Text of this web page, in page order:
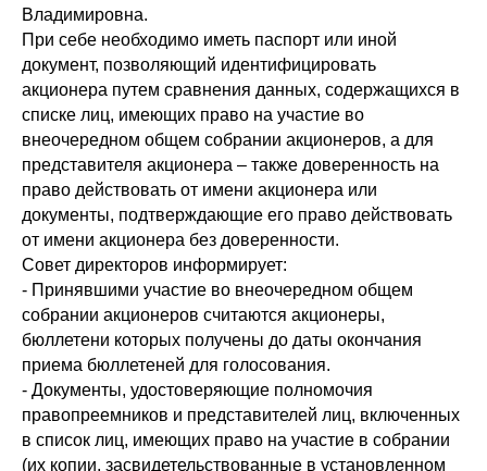
Владимировна.
При себе необходимо иметь паспорт или иной
документ, позволяющий идентифицировать
акционера путем сравнения данных, содержащихся в
списке лиц, имеющих право на участие во
внеочередном общем собрании акционеров, а для
представителя акционера – также доверенность на
право действовать от имени акционера или
документы, подтверждающие его право действовать
от имени акционера без доверенности.
Совет директоров информирует:
- Принявшими участие во внеочередном общем
собрании акционеров считаются акционеры,
бюллетени которых получены до даты окончания
приема бюллетеней для голосования.
- Документы, удостоверяющие полномочия
правопреемников и представителей лиц, включенных
в список лиц, имеющих право на участие в собрании
(их копии, засвидетельствованные в установленном